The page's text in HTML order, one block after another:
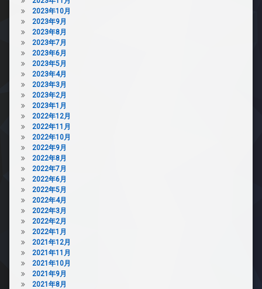
2023年10月
2023年9月
2023年8月
2023年7月
2023年6月
2023年5月
2023年4月
2023年3月
2023年2月
2023年1月
2022年12月
2022年11月
2022年10月
2022年9月
2022年8月
2022年7月
2022年6月
2022年5月
2022年4月
2022年3月
2022年2月
2022年1月
2021年12月
2021年11月
2021年10月
2021年9月
2021年8月